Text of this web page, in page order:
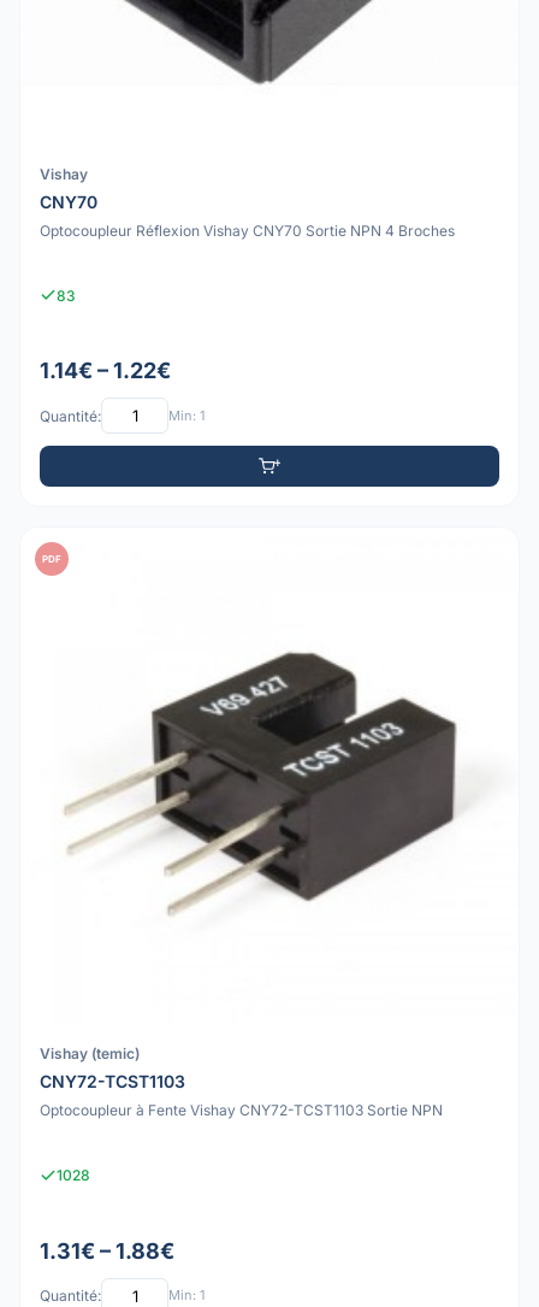
Vishay
CNY70
Optocoupleur Réflexion Vishay CNY70 Sortie NPN 4 Broches
83
1.14€ – 1.22€
Quantité: Min: 1
PDF
Vishay (temic)
CNY72-TCST1103
Optocoupleur à Fente Vishay CNY72-TCST1103 Sortie NPN
1028
1.31€ – 1.88€
Quantité: Min: 1